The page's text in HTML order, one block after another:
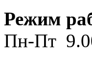
Режим
Пн-Пт